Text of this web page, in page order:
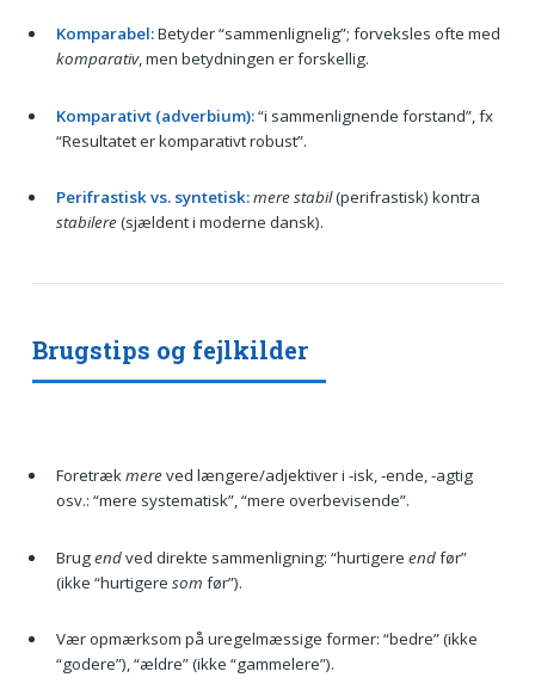
Komparabel:Betyder “sammenlignelig”; forveksles ofte med
komparativ, men betydningen er forskellig.
Komparativt (adverbium):“i sammenlignende forstand”, fx
“Resultatet er komparativt robust”.
Perifrastisk vs. syntetisk:mere stabil(perifrastisk) kontra
stabilere(sjældent i moderne dansk).
Brugstips og fejlkilder
Foretrækmereved længere/adjektiver i -isk, -ende, -agtig
osv.: “mere systematisk”, “mere overbevisende”.
Brugendved direkte sammenligning: “hurtigere endfør”
(ikke “hurtigere som før”).
Vær opmærksom på uregelmæssige former: “bedre” (ikke
“godere”), “ældre” (ikke “gammelere”).